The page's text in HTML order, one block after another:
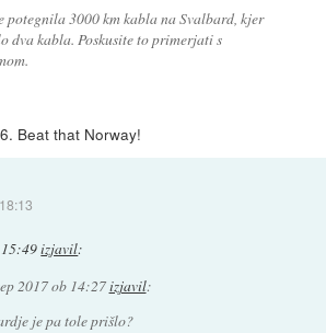
potegnila 3000 km kabla na Svalbard, kjer
dva kabla. Poskusite to primerjati s
Beat that Norway!
15:49izjavil:
2017 ob 14:27izjavil:
je pa tole prišlo?